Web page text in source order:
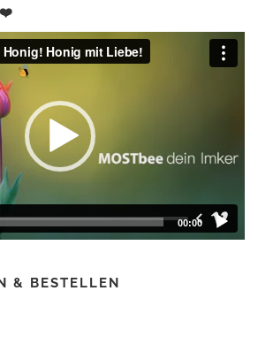
❤️
00:00
& BESTELLEN